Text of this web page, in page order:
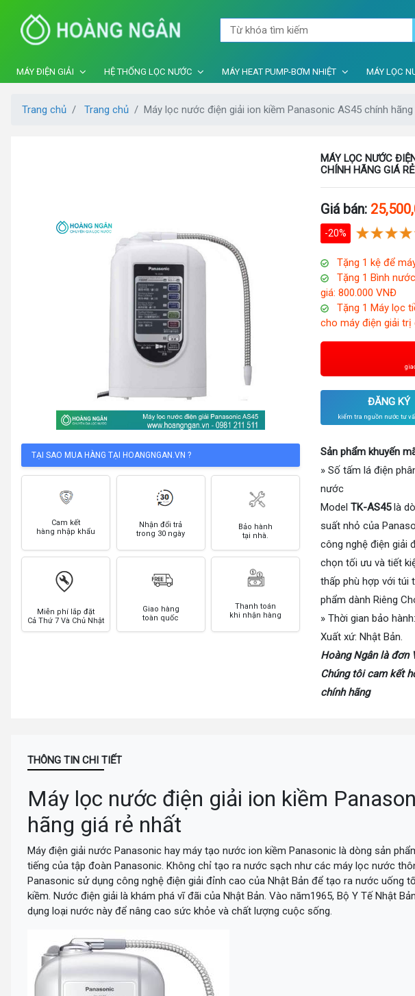
MÁY ĐIỆN GIẢI HỆ THỐNG LỌC NƯỚC MÁY HEAT PUMP-BƠM NHIỆT MÁY LỌC
Trang chủ Trang chủ Máy lọc nước điện giải ion kiềm Panasonic AS45 chính
TẠI SAO MUA HÀNG TẠI HOANGNGAN.VN ?
Cam kết
hàng nhập khẩu
Nhận đổi trả
trong 30 ngày
Bảo hành
tại nhà.
Miễn phí lắp đặt
Cả Thứ 7 Và Chủ Nhật
Giao hàng
toàn quốc
Thanh toán
khi nhận hàng
MÁY LỌC NƯỚC
CHÍNH HÃNG GIÁ
Giá bán:
-20%
Tặng 1 kệ để
Tặng 1 Bình
giá: 800.000 VNĐ
Tặng 1 Máy lọc
cho máy điện giải trị
ĐĂNG KÝ
kiểm tra nguồn nước tư
Sản phẩm khuyến
» Số tấm lá điện
nước
ModelTK-AS45là
suất nhỏ của
công nghệ điện giải
chọn tối ưu và tiết
thấp phù hợp với túi
phẩm dành Riêng
» Thời gian bảo
Xuất xứ: Nhật Bản.
Hoàng Ngân là đơn
Chúng tôi cam kết
chính hãng
THÔNG TIN CHI TIẾT
Máy lọc nước điện giải ion kiềm
hãng giá rẻ nhất
Máy điện giải nước Panasonic hay máy tạo nước ion kiềm Panasonic là dòng sản
tiếng của tập đoàn Panasonic. Không chỉ tạo ra nước sạch như các máy lọc nước
Panasonic sử dụng công nghệ điện giải đỉnh cao của Nhật Bản để tạo ra nước uống
kiềm. Nước điện giải là khám phá vĩ đãi của Nhật Bản. Vào năm1965, Bộ Y Tế Nhật
dụng loại nước này để nâng cao sức khỏe và chất lượng cuộc sống.